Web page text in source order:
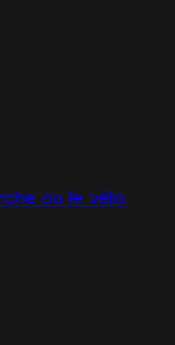
ou le vélo.